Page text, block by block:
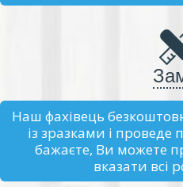
Наш фахівець
із зразками і проведе
бажаєте, Ви можете
вказати всі